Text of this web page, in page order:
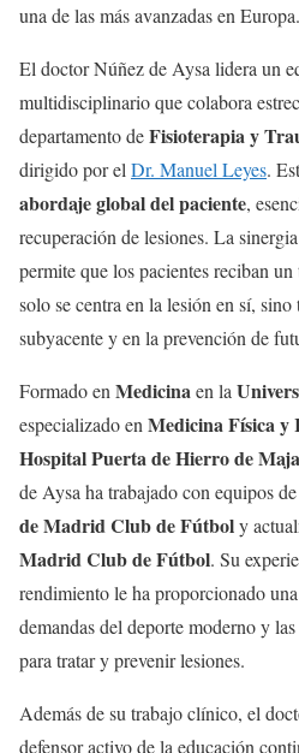
una de las más avanzadas en Europa.
El doctor Núñez de Aysa lidera un
multidisciplinario que colabora
departamento deFisioterapia y
dirigido por elDr. Manuel Leyes.
abordaje global del paciente,
recuperación de lesiones. La
permite que los pacientes reciban
solo se centra en la lesión en sí, sino
subyacente y en la prevención de
Formado enMedicinaen la
especializado enMedicina Física y
Hospital Puerta de Hierro de
de Aysa ha trabajado con equipos
de Madrid Club de Fútboly
Madrid Club de Fútbol. Su
rendimiento le ha proporcionado
demandas del deporte moderno y
para tratar y prevenir lesiones.
Además de su trabajo clínico, el
defensor activo de la educación